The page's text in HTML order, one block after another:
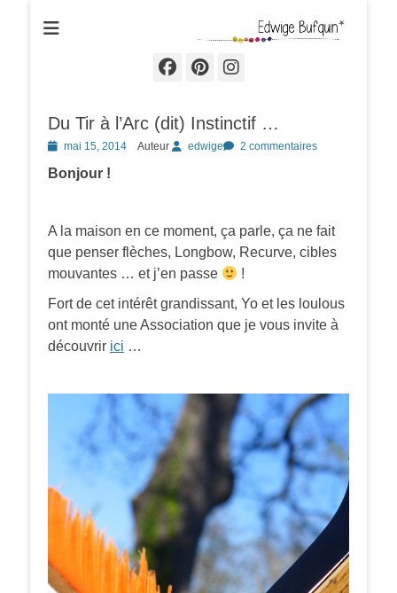
Edwige Bufquin
Facebook
Pinterest
Instagram
Du Tir à l’Arc (dit) Instinctif …
Postedmai 15, 2014 Auteur edwige 2 commentaires
Bonjour !
A la maison en ce moment, ça parle, ça ne fait
que penser flèches, Longbow, Recurve, cibles
mouvantes … et j’en passe
!
Fort de cet intérêt grandissant, Yo et les loulous
ont monté une Association que je vous invite à
découvrir ici …